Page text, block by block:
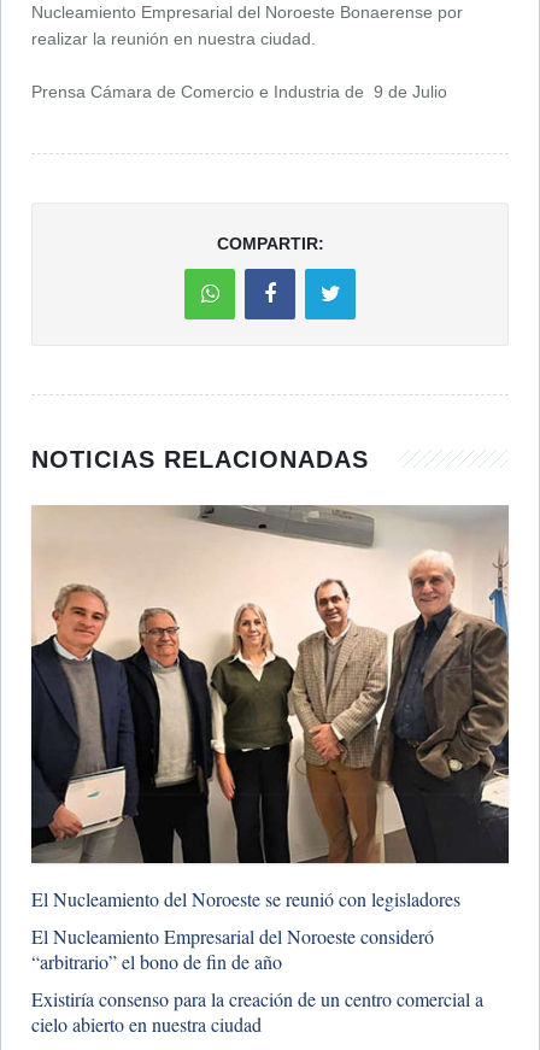
Nucleamiento Empresarial del Noroeste Bonaerense por
realizar la reunión en nuestra ciudad.
Prensa Cámara de Comercio e Industria de 9 de Julio
COMPARTIR:
NOTICIAS RELACIONADAS
El Nucleamiento del Noroeste se reunió con legisladores
El Nucleamiento Empresarial del Noroeste consideró
“arbitrario” el bono de fin de año
Existiría consenso para la creación de un centro comercial a
cielo abierto en nuestra ciudad